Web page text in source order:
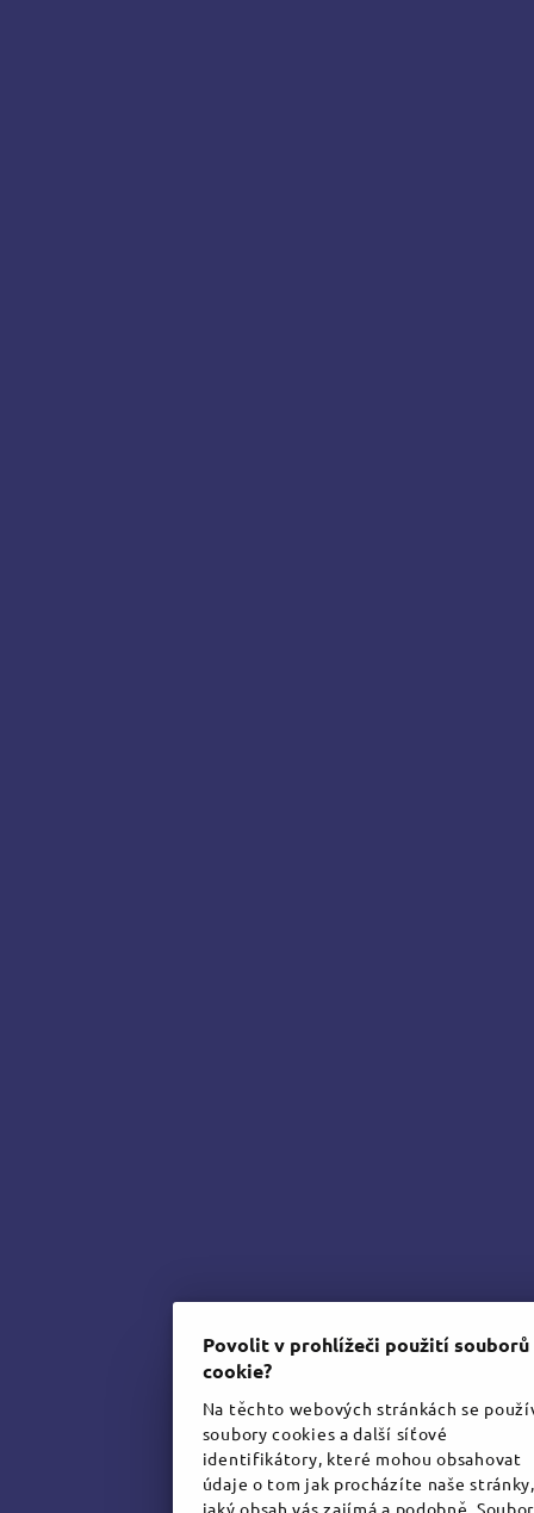
Povolit v prohlížeči použití souborů
cookie?
Na těchto webových stránkách se
soubory cookies a další síťové
identifikátory, které mohou obsahovat
údaje o tom jak procházíte naše stránky,
jaký obsah vás zajímá a podobně.